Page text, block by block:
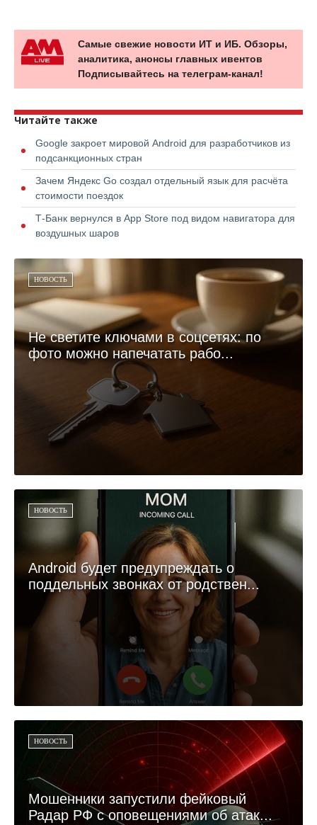
Самые свежие новости ИТ и ИБ. Обзоры,
аналитика, анонсы главных ивентов
Подписывайтесь на телеграм-канал!
Читайте также
Google закроет мировой Android для разработчиков из
подсанкционных стран
Зачем Яндекс Go создал отдельный язык для расчёта
стоимости поездок
Т-Банк вернулся в App Store под видом навигатора для
воздушных шаров
НОВОСТЬ
Не светите ключами в соцсетях: по
фото можно напечатать рабо...
НОВОСТЬ
Android будет предупреждать о
поддельных звонках от родствен...
НОВОСТЬ
Мошенники запустили фейковый
Радар РФ с оповещениями об атак...